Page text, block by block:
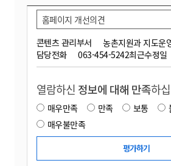
콘텐츠 관리부서
농촌지원과 지도운
담당전화
063-454-5242최근수정일
홈페이지 개선의견
열람하신 정보에 대해 만족하
매우만족 만족 보통
매우불만족